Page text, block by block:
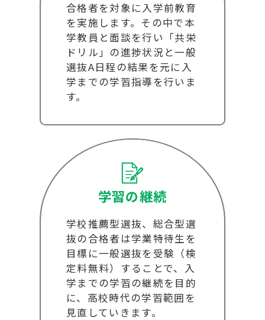
合格者を対象に入学前教育
を実施します。その中で本
学教員と面談を行い「共栄
ドリル」の進捗状況と一般
選抜A日程の結果を元に入
学までの学習指導を行いま
す。
学習の継続
学校推薦型選抜、総合型選
抜の合格者は学業特待生を
目標に一般選抜を受験（検
定料無料）することで、入
学までの学習の継続を目的
に、高校時代の学習範囲を
見直していきます。